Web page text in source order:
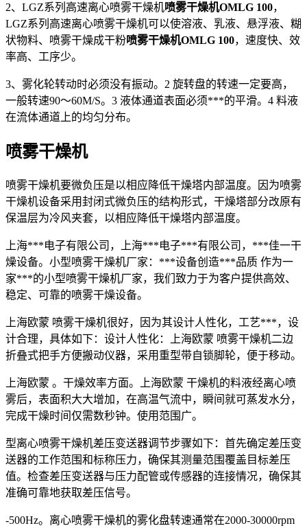
2、LGZ系列高速离心喷雾干燥机喷雾干燥机OMLG 100，
LGZ系列高速离心喷雾干燥机可以使溶液、乳液、悬浮液、糊
状物料、喷雾干燥成干粉喷雾干燥机OMLG 100，速度快、效
率高、工序少。
3、雾化轮转动时必须没有振动。2 旋转盘的转速一定要高，
一般转速90～60M/S。3 液体通道表面必须***的平滑。4 料液
在流体通道上的均匀分布。
喷雾干燥机
喷雾干燥机要微负压是以相应降低干燥塔内部温度。因为喷雾
干燥机设备采用封闭式微负压的结构形式，干燥塔部分改原有
保温层为冷风夹套，以相应降低干燥塔内部温度。
上海***电子有限公司，上海***电子***有限公司，***佳一干
燥设备。小型喷雾干燥机厂家：***设备创造***品质 作为一
家***的小型喷雾干燥机厂家，我们致力于为客户提供高效、
稳定、可靠的喷雾干燥设备。
上海欧蒙 喷雾干燥机很好，因为其设计人性化，工艺***，设
计合理，具体如下：设计人性化：上海欧蒙 喷雾干燥机二边
折叠式把手方便搬动仪器，采用重型带自锁脚轮，便于移动。
上海欧蒙 。干燥效率方面。上海欧蒙 干燥机的料液经离心喷
雾后，表面积大大增加，在高温气流中，瞬间就可蒸发水分，
完成干燥时间仅需数秒钟。使用范围广。
型离心喷雾干燥机差压变送器调节步骤如下：首先确定差压变
送器的工作范围和标称压力，确保其测量范围覆盖目标差压
值。检查差压变送器与压力配管或传感器的连接情况，确保其
准确可靠地获取差压信号。
-500Hz。离心喷雾干燥机的雾化盘转速通常在2000-30000rpm